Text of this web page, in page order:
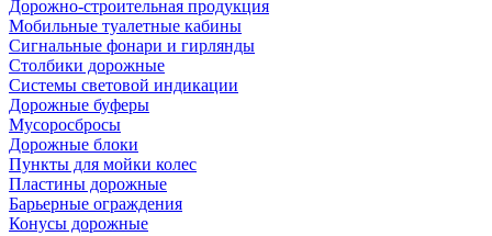
Дорожно-строительная продукция
Мобильные туалетные кабины
Сигнальные фонари и гирлянды
Столбики дорожные
Системы световой индикации
Дорожные буферы
Мусоросбросы
Дорожные блоки
Пункты для мойки колес
Пластины дорожные
Барьерные ограждения
Конусы дорожные